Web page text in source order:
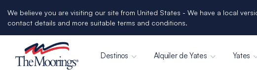
We believe you are visiting our site from United States - We have a local
contact details and more suitable terms and conditions.
Destinos Alquiler de Yates Yates